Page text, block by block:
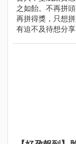
之如飴。不再拼
再拼得獎，只想
有迫不及待想分享